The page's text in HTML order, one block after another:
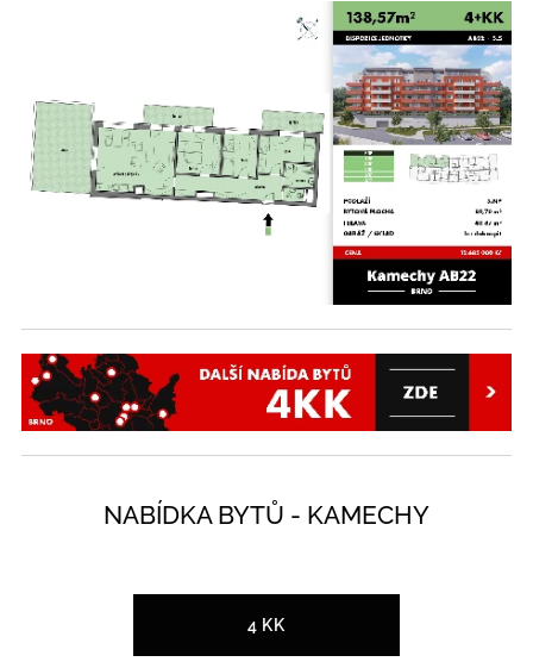
NABÍDKA BYTŮ - KAMECHY
4 KK